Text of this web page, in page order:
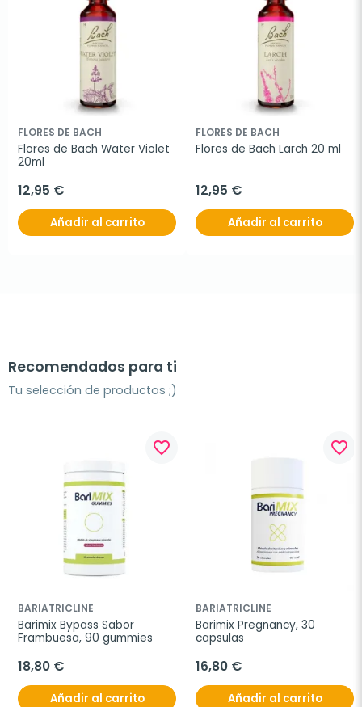
FLORES DE BACH
Flores de Bach Water Violet
20ml
12,95 €
Añadir al carrito
FLORES DE BACH
Flores de Bach Larch 20 ml
12,95 €
Añadir al carrito
Recomendados para ti
Tu selección de productos ;)
favorite_border
BARIATRICLINE
Barimix Bypass Sabor
Frambuesa, 90 gummies
18,80 €
Añadir al carrito
favorite_border
BARIATRICLINE
Barimix Pregnancy, 30
capsulas
16,80 €
Añadir al carrito